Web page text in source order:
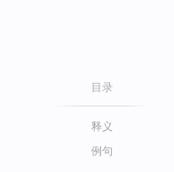
目录
释义
例句